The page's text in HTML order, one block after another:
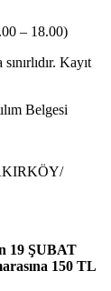
18.00)
Kayıt
Belgesi
19 ŞUBAT
150 TL